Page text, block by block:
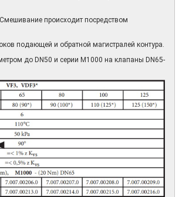
происходит посредством
подающей и обратной магистралей контура.
до DN50 и серии M1000 на клапаны DN65-